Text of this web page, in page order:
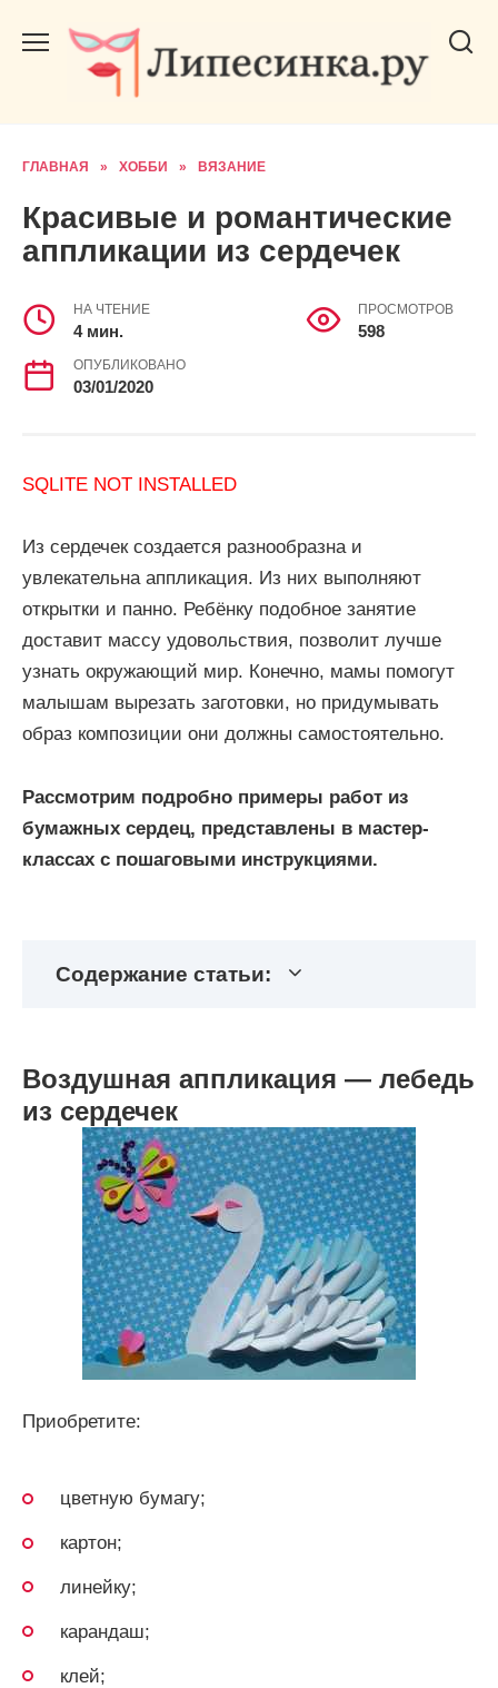
содержанию
ГЛАВНАЯ » ХОББИ » ВЯЗАНИЕ
Красивые и романтические
аппликации из сердечек
НА ЧТЕНИЕ
4 мин.
ПРОСМОТРОВ
598
ОПУБЛИКОВАНО
03/01/2020
SQLITE NOT INSTALLED
Из сердечек создается разнообразна и
увлекательна аппликация. Из них выполняют
открытки и панно. Ребёнку подобное занятие
доставит массу удовольствия, позволит лучше
узнать окружающий мир. Конечно, мамы помогут
малышам вырезать заготовки, но придумывать
образ композиции они должны самостоятельно.
Рассмотрим подробно примеры работ из
бумажных сердец, представлены в мастер-
классах с пошаговыми инструкциями.
Содержание статьи:
Воздушная аппликация — лебедь
из сердечек
Приобретите:
цветную бумагу;
картон;
линейку;
карандаш;
клей;